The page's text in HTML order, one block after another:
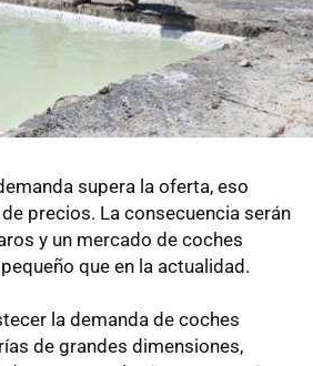
supera la oferta, eso
precios. La consecuencia serán
y un mercado de coches
que en la actualidad.
la demanda de coches
de grandes dimensiones,